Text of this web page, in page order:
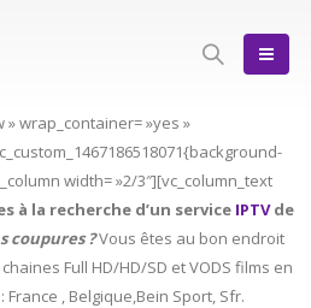
wrap_container= »yes »
width= »2/3″][vc_column_text
à la recherche d’un service IPTVde
coupures ?Vous êtes au bon endroit
Full HD/HD/SD et VODS films en
, Belgique,Bein Sport, Sfr.